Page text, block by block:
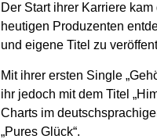
Der Start ihrer Karriere
heutigen Produzenten
und eigene Titel zu
Mit ihrer ersten Single
ihr jedoch mit dem Titel
Charts im
„Pures Glück“.